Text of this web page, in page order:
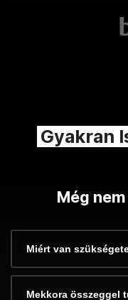
Gyakran
Még
Miért van
Mekkora összeggel